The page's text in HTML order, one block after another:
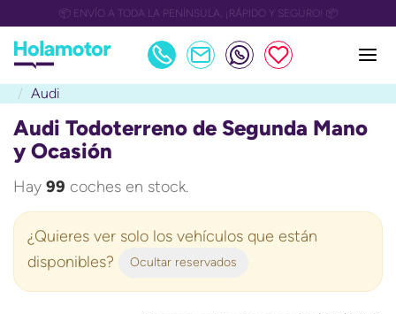
📅 OULET Grupo Safamotor hasta 15.000€ descuento📅
Audi
Audi Todoterreno de Segunda Mano
y Ocasión
Hay 99 coches en stock.
¿Quieres ver solo los vehículos que están
disponibles?
Ocultar reservados